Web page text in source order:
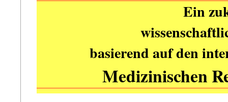
Ein
basierend auf den
Medizinischen